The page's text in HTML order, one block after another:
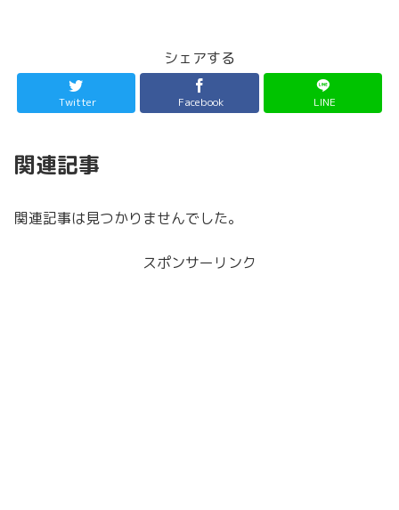
シェアする
Twitter Facebook LINE
関連記事
関連記事は見つかりませんでした。
スポンサーリンク